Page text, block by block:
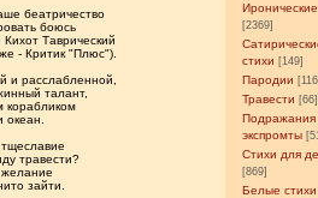
[2369]
стихи [149]
Пародии
Травести [66]
Подражания
экспромты
Стихи для
[869]
Белые стихи
беатричество
боюсь
Таврический
- Критик "Плюc").
и расслабленной,
талант,
корабликом
океан.
травести?
зайти.